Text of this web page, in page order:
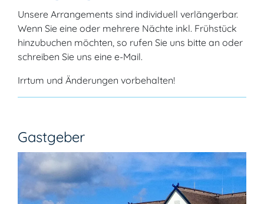
Unsere Arrangements sind individuell verlängerbar.
Wenn Sie eine oder mehrere Nächte inkl. Frühstück
hinzubuchen möchten, so rufen Sie uns bitte an oder
schreiben Sie uns eine e-Mail.
Irrtum und Änderungen vorbehalten!
Gastgeber